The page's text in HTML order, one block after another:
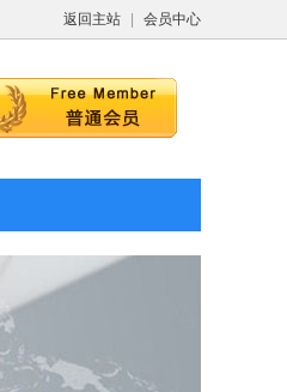
返回主站 会员中心